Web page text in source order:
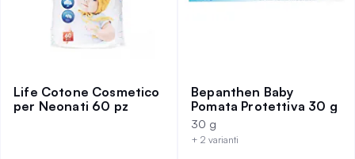
Life Cotone Cosmetico
per Neonati 60 pz
Bepanthen Baby
Pomata Protettiva 30 g
30 g
+ 2 varianti